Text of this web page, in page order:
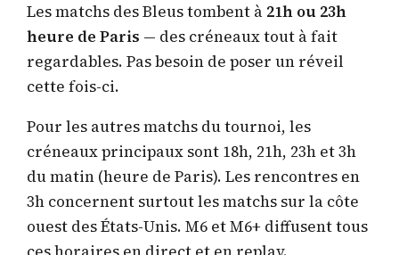
Les matchs des Bleus tombent à 21h ou 23h
heure de Paris — des créneaux tout à fait
regardables. Pas besoin de poser un réveil
cette fois-ci.
Pour les autres matchs du tournoi, les
créneaux principaux sont 18h, 21h, 23h et 3h
du matin (heure de Paris). Les rencontres en
3h concernent surtout les matchs sur la côte
ouest des États-Unis. M6 et M6+ diffusent tous